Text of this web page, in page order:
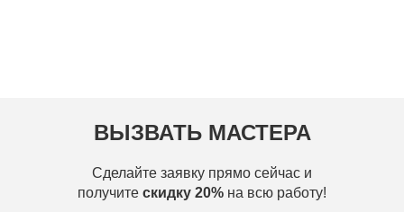
ВЫЗВАТЬ МАСТЕРА
Сделайте заявку прямо сейчас и
получите скидку 20% на всю работу!